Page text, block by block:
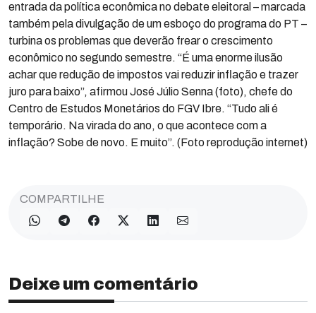
entrada da política econômica no debate eleitoral – marcada
também pela divulgação de um esboço do programa do PT –
turbina os problemas que deverão frear o crescimento
econômico no segundo semestre. “É uma enorme ilusão
achar que redução de impostos vai reduzir inflação e trazer
juro para baixo”, afirmou José Júlio Senna (foto), chefe do
Centro de Estudos Monetários do FGV Ibre. “Tudo ali é
temporário. Na virada do ano, o que acontece com a
inflação? Sobe de novo. E muito”. (Foto reprodução internet)
COMPARTILHE
Deixe um comentário